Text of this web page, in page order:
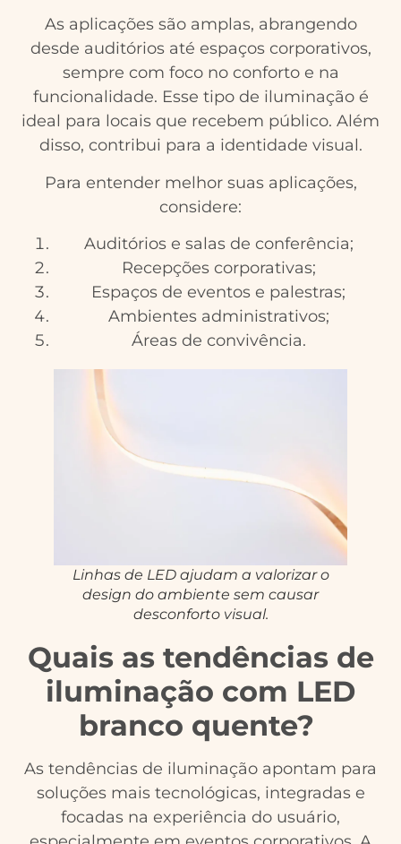
As aplicações são amplas, abrangendo
desde auditórios até espaços corporativos,
sempre com foco no conforto e na
funcionalidade. Esse tipo de iluminação é
ideal para locais que recebem público. Além
disso, contribui para a identidade visual.
Para entender melhor suas aplicações,
considere:
Auditórios e salas de conferência;
Recepções corporativas;
Espaços de eventos e palestras;
Ambientes administrativos;
Áreas de convivência.
Linhas de LED ajudam a valorizar o
design do ambiente sem causar
desconforto visual.
Quais as tendências de
iluminação com LED
branco quente?
As tendências de iluminação apontam para
soluções mais tecnológicas, integradas e
focadas na experiência do usuário,